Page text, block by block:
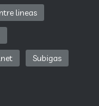
lineas
Subigas